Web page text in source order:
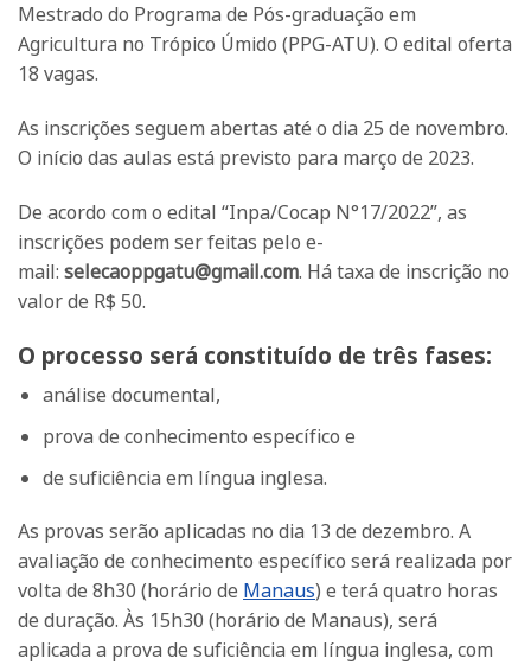
Mestrado do Programa de Pós-graduação em
Agricultura no Trópico Úmido (PPG-ATU). O edital oferta
18 vagas.
As inscrições seguem abertas até o dia 25 de novembro.
O início das aulas está previsto para março de 2023.
De acordo com o edital “Inpa/Cocap N°17/2022”, as
inscrições podem ser feitas pelo e-
mail: selecaoppgatu@gmail.com. Há taxa de inscrição no
valor de R$ 50.
O processo será constituído de três fases:
análise documental,
prova de conhecimento específico e
de suficiência em língua inglesa.
As provas serão aplicadas no dia 13 de dezembro. A
avaliação de conhecimento específico será realizada por
volta de 8h30 (horário de Manaus) e terá quatro horas
de duração. Às 15h30 (horário de Manaus), será
aplicada a prova de suficiência em língua inglesa, com